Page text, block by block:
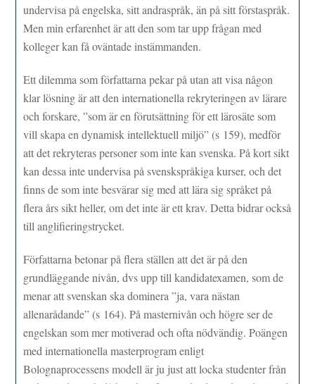
undervisa på engelska, sitt andraspråk, än på sitt förstaspråk.
Men min erfarenhet är att den som tar upp frågan med
kolleger kan få oväntade instämmanden.
Ett dilemma som författarna pekar på utan att visa någon
klar lösning är att den internationella rekryteringen av lärare
och forskare, ”som är en förutsättning för ett lärosäte som
vill skapa en dynamisk intellektuell miljö” (s 159), medför
att det rekryteras personer som inte kan svenska. På kort sikt
kan dessa inte undervisa på svenskspråkiga kurser, och det
finns de som inte besvärar sig med att lära sig språket på
flera års sikt heller, om det inte är ett krav. Detta bidrar också
till anglifieringstrycket.
Författarna betonar på flera ställen att det är på den
grundläggande nivån, dvs upp till kandidatexamen, som de
menar att svenskan ska dominera ”ja, vara nästan
allenarådande” (s 164). På masternivån och högre ser de
engelskan som mer motiverad och ofta nödvändig. Poängen
med internationella masterprogram enligt
Bolognaprocessens modell är ju just att locka studenter från